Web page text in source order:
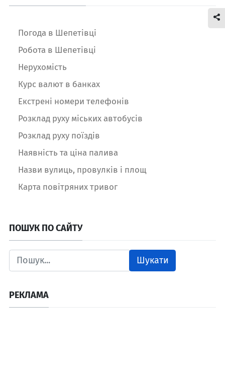
Погода в Шепетівці
Робота в Шепетівці
Нерухомість
Курс валют в банках
Екстрені номери телефонів
Розклад руху міських автобусів
Розклад руху поїздів
Наявність та ціна палива
Назви вулиць, провулків і площ
Карта повітряних тривог
ПОШУК ПО САЙТУ
Шукати
РЕКЛАМА